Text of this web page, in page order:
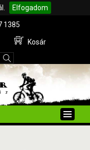
Elfogadom
1385
Kosár
Toggle